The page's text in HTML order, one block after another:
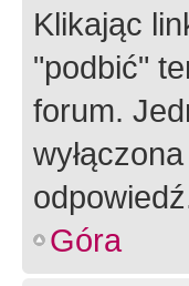
Klikając
"podbić"
forum.
Góra